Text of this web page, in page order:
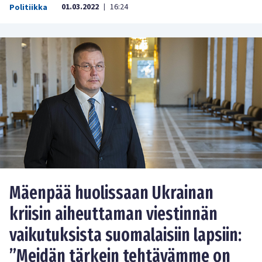
Politiikka 01.03.2022 | 16:24
Mäenpää huolissaan Ukrainan
kriisin aiheuttaman viestinnän
vaikutuksista suomalaisiin lapsiin:
”Meidän tärkein tehtävämme on